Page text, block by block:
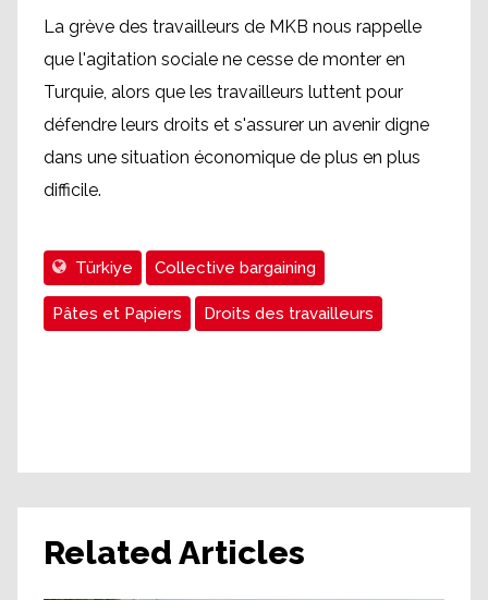
La grève des travailleurs de MKB nous rappelle
que l'agitation sociale ne cesse de monter en
Turquie, alors que les travailleurs luttent pour
défendre leurs droits et s'assurer un avenir digne
dans une situation économique de plus en plus
difficile.
Türkiye Collective bargaining
Pâtes et Papiers Droits des travailleurs
Related Articles